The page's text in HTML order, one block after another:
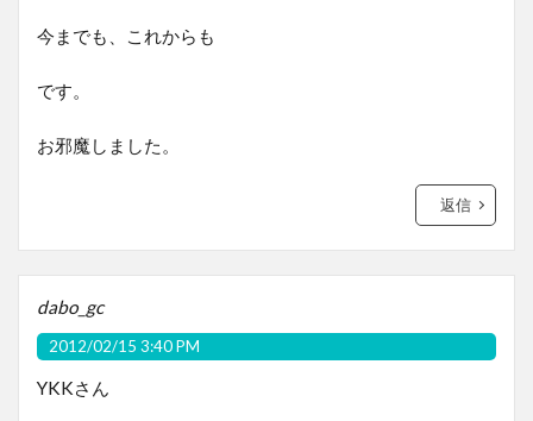
今までも、これからも
です。
お邪魔しました。
返信
dabo_gc
2012/02/15 3:40 PM
YKKさん